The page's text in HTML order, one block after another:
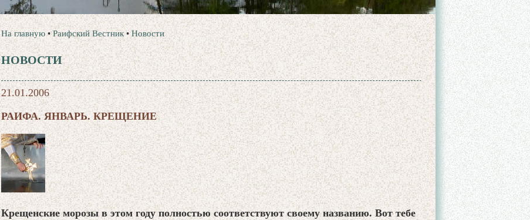
На главную •Раифский Вестник •Новости
НОВОСТИ
21.01.2006
РАИФА. ЯНВАРЬ. КРЕЩЕНИЕ
Крещенские морозы в этом году полностью соответствуют своему названию. Вот тебе